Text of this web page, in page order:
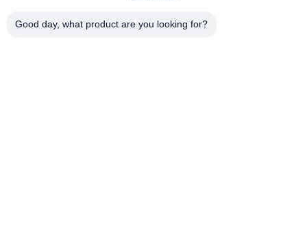
मार्टेंसिटिक स्टेनलेस स्टील
वर्षा स्टेनलेस स्टील
Good day, what product are you looking for?